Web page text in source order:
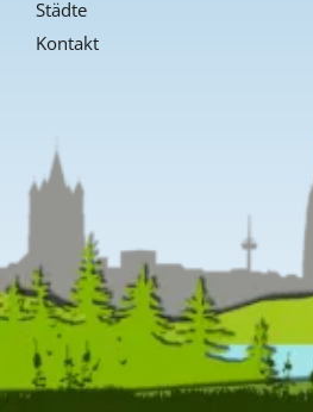
Städte
Kontakt
SEHR
/
5,00